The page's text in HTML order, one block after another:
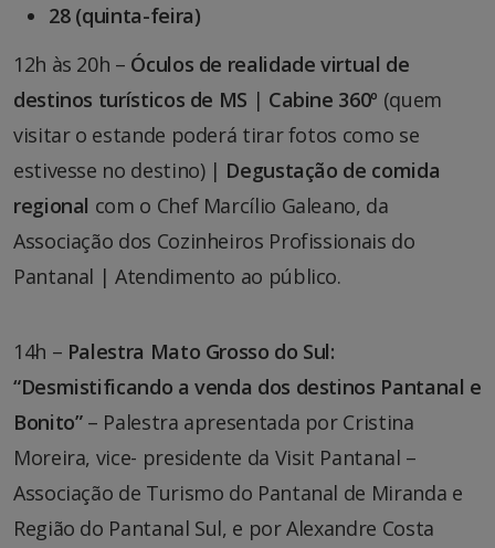
28 (quinta-feira)
12h às 20h – Óculos de realidade virtual de
destinos turísticos de MS | Cabine 360º (quem
visitar o estande poderá tirar fotos como se
estivesse no destino) | Degustação de comida
regional com o Chef Marcílio Galeano, da
Associação dos Cozinheiros Profissionais do
Pantanal | Atendimento ao público.
14h – Palestra Mato Grosso do Sul:
“Desmistificando a venda dos destinos Pantanal e
Bonito” – Palestra apresentada por Cristina
Moreira, vice- presidente da Visit Pantanal –
Associação de Turismo do Pantanal de Miranda e
Região do Pantanal Sul, e por Alexandre Costa